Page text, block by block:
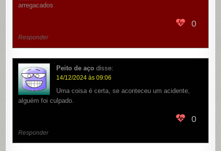
arregacados
0
Responder
Peito de aço disse:
14/12/2024 às 09:06
Uma coisa é certa, se aconteceu um acidente,
alguém foi culpado.
0
Responder